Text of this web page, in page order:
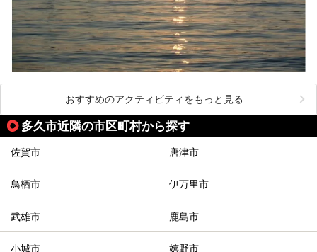
おすすめのアクティビティをもっと見る
多久市近隣の市区町村から探す
佐賀市 唐津市
鳥栖市 伊万里市
武雄市 鹿島市
小城市 嬉野市